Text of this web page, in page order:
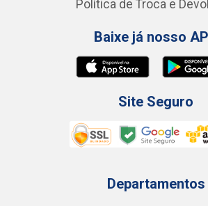
Política de Troca e
Baixe já nosso
Site Seguro
Departamentos